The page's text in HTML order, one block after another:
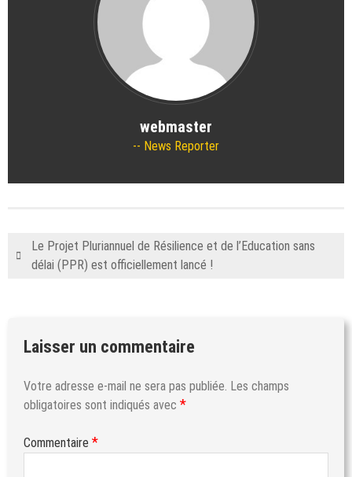
webmaster
News Reporter
Le Projet Pluriannuel de Résilience et de l’Education sans
délai (PPR) est officiellement lancé !
Laisser un commentaire
Votre adresse e-mail ne sera pas publiée. Les champs
obligatoires sont indiqués avec *
Commentaire *